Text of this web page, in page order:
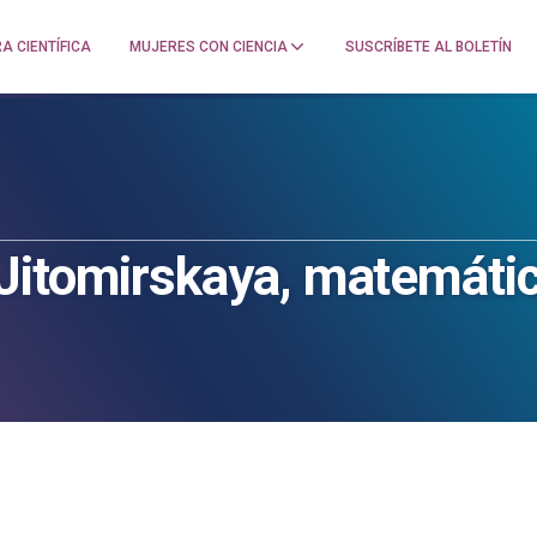
CIENTÍFICA MUJERES CON CIENCIA SUSCRÍBETE AL BOLETÍN